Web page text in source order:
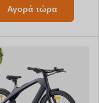
Αγορά τώρα